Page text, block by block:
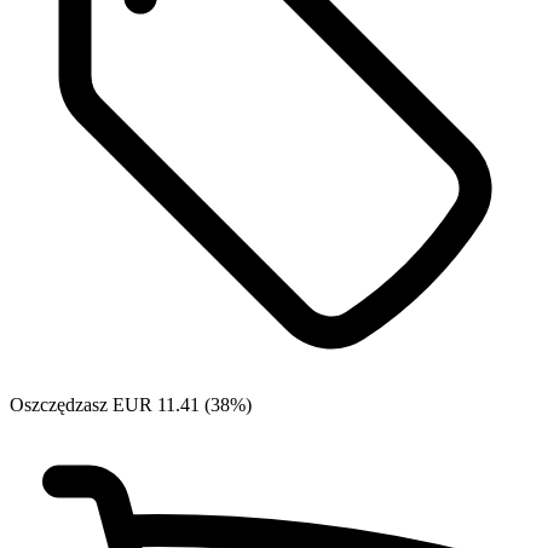
Oszczędzasz EUR 11.41 (38%)